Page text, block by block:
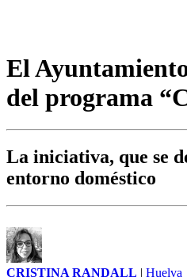
El
del programa
La iniciativa, que se
entorno doméstico
CRISTINA RANDALL | Huelva